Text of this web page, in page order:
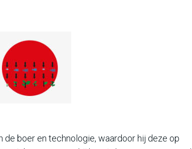
de boer en technologie, waardoor hij deze op